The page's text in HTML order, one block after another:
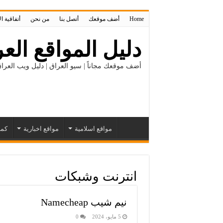
Home أضف موقعك أتصل بنا من نحن أتفاقية
دليل المواقع
أضف موقعك مجاناً | سيو العراق | دليل ويب
مواقع اسلامية مواقع اخبارية
انترنت وشبكات
نيم شيب Namecheap
5 مايو، 2024 0